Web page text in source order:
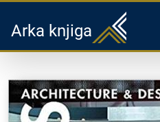
Arka knjiga